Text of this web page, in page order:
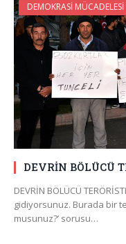
DEMOKRASI MÜCADELESI
DEVRİN BÖLÜCÜ
DEVRİN BÖLÜCÜ
gidiyorsunuz. Burada bir
musunuz?’ sorusu…